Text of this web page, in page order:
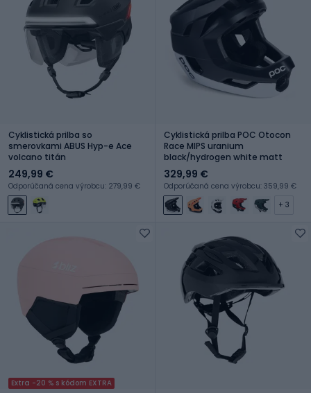
Cyklistická prilba so
smerovkami ABUS Hyp-e Ace
volcano titán
249,99 €
Odporúčaná cena výrobcu: 279,99 €
Cyklistická prilba POC Otocon
Race MIPS uranium
black/hydrogen white matt
329,99 €
Odporúčaná cena výrobcu: 359,99 €
+ 3
Extra -20 % s kódom EXTRA